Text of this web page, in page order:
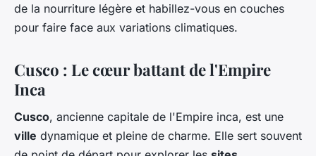
de la nourriture légère et habillez-vous en couches
pour faire face aux variations climatiques.
Cusco : Le cœur battant de l'Empire
Inca
Cusco, ancienne capitale de l'Empire inca, est une
ville dynamique et pleine de charme. Elle sert souvent